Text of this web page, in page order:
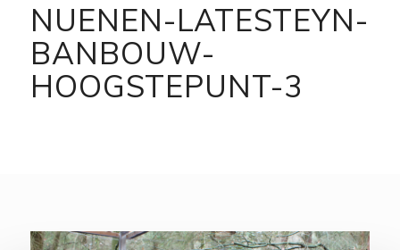
NUENEN-LATESTEYN-
BANBOUW-
HOOGSTEPUNT-3